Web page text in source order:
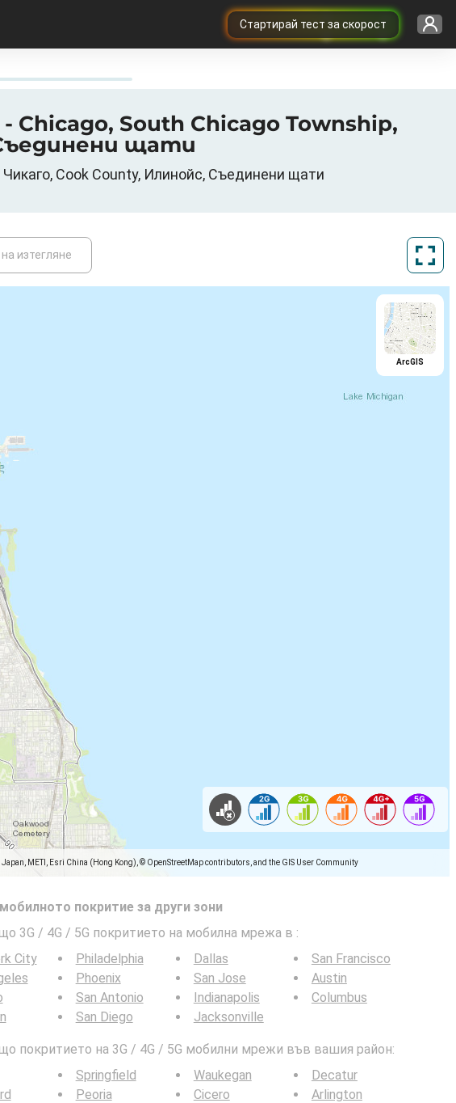
Cтартирай тест за скорост
South Chicago Township,
щати
Cook County, Илинойс, Съединени щати
изтегляне
METI, Esri China (Hong Kong), © OpenStreetMap contributors, and the GIS User Community
ArcGIS
покритие за други зони
3G / 4G / 5G покритието на мобилна мрежа в :
City
Philadelphia
Phoenix
San Antonio
San Diego
Dallas
San Jose
Indianapolis
Jacksonville
San Francisco
Austin
Columbus
покритието на 3G / 4G / 5G мобилни мрежи във вашия район:
Springfield
Peoria
Waukegan
Cicero
Decatur
Arlington